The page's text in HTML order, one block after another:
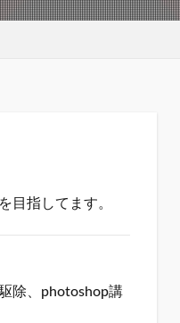
目指してます。
除、photoshop講